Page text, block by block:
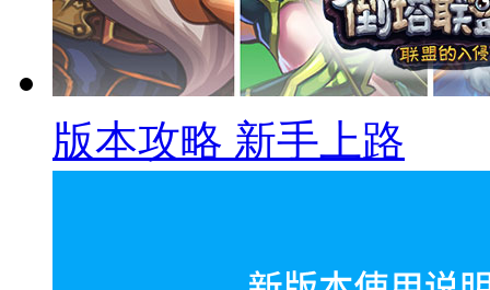
版本攻略 新手上路